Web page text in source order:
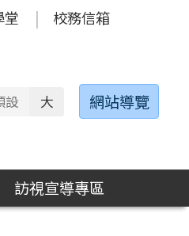
堂 校務信箱
設 大 網站導覽
訪視宣導專區